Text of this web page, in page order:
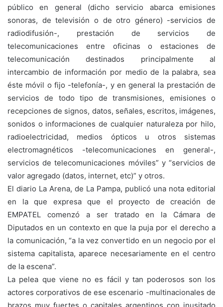
público en general (dicho servicio abarca emisiones
sonoras, de televisión o de otro género) -servicios de
radiodifusión-, prestación de servicios de
telecomunicaciones entre oficinas o estaciones de
telecomunicación destinados principalmente al
intercambio de información por medio de la palabra, sea
éste móvil o fijo -telefonía-, y en general la prestación de
servicios de todo tipo de transmisiones, emisiones o
recepciones de signos, datos, señales, escritos, imágenes,
sonidos o informaciones de cualquier naturaleza por hilo,
radioelectricidad, medios ópticos u otros sistemas
electromagnéticos -telecomunicaciones en general-,
servicios de telecomunicaciones móviles” y “servicios de
valor agregado (datos, internet, etc)” y otros.
El diario La Arena, de La Pampa, publicó una nota editorial
en la que expresa que el proyecto de creación de
EMPATEL comenzó a ser tratado en la Cámara de
Diputados en un contexto en que la puja por el derecho a
la comunicación, “a la vez convertido en un negocio por el
sistema capitalista, aparece necesariamente en el centro
de la escena”.
La pelea que viene no es fácil y tan poderosos son los
actores corporativos de ese escenario -multinacionales de